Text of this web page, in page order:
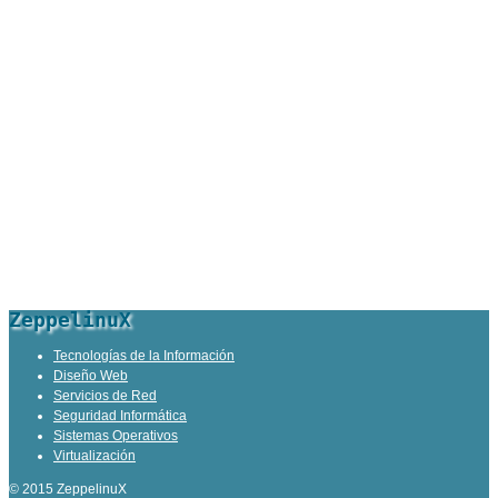
ZeppelinuX
Tecnologías de la Información
Diseño Web
Servicios de Red
Seguridad Informática
Sistemas Operativos
Virtualización
© 2015 ZeppelinuX